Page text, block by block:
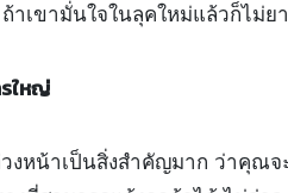
าเขามั่นใจในลุคใหม่แล้วก็ไม่
ใหญ่
งหน้าเป็นสิ่งสำคัญมาก ว่าคุณจ